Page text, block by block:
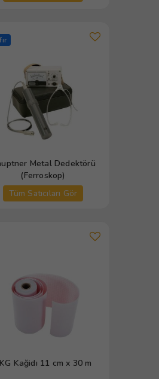
Metal Dedektörü
(Ferroskop)
Tüm Satıcıları Gör
Kağidı 11 cm x 30 m